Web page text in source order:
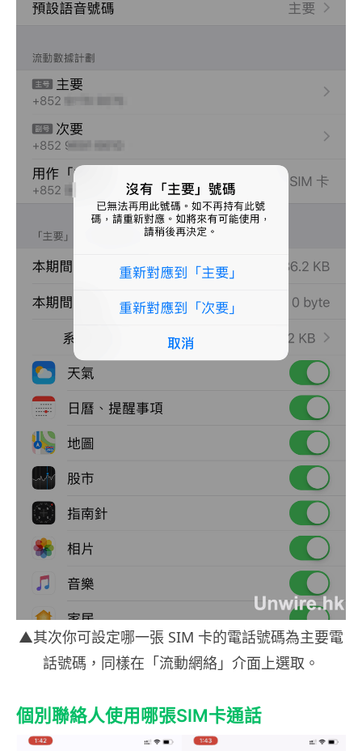
▲其次你可設定哪一張 SIM 卡的電話號碼為主要電
話號碼，同樣在「流動網絡」介面上選取。
個別聯絡人使用哪張SIM卡通話